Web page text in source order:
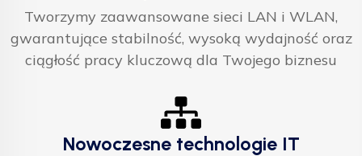
Tworzymy zaawansowane sieci LAN i WLAN,
gwarantujące stabilność, wysoką wydajność oraz
ciągłość pracy kluczową dla Twojego biznesu
Nowoczesne technologie IT